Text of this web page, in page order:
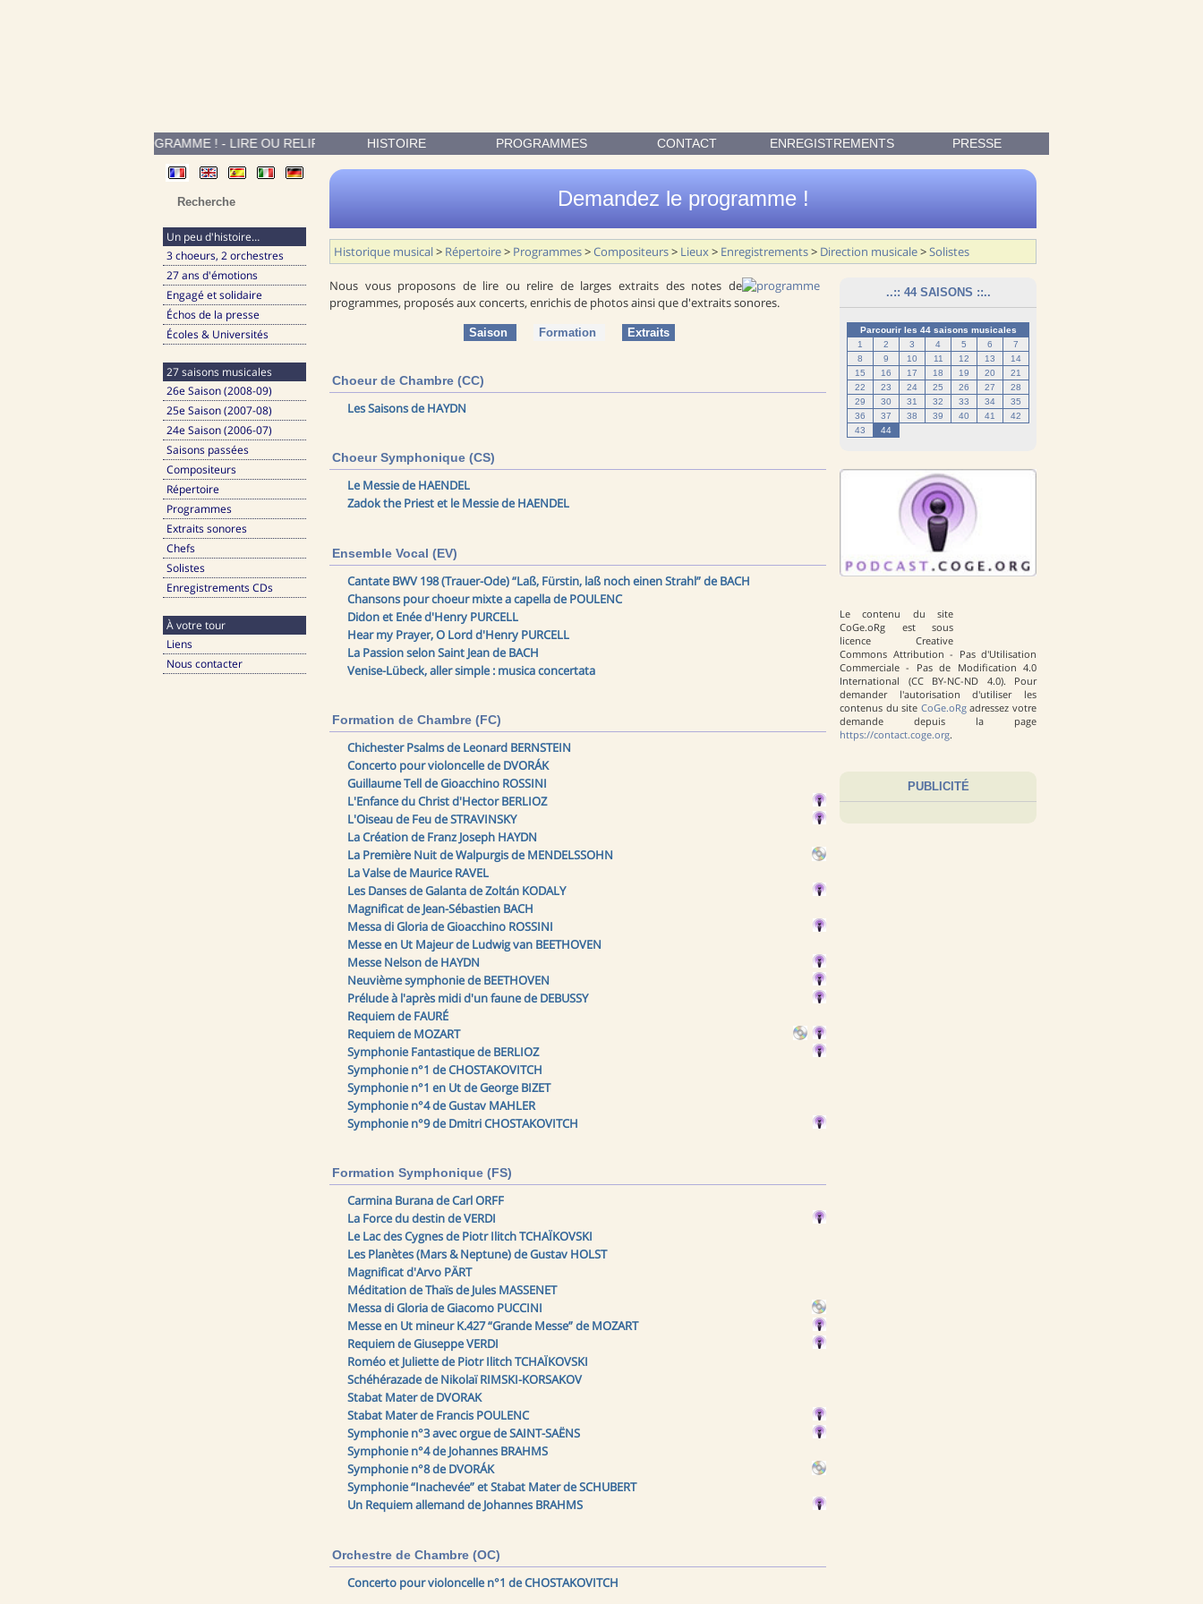
DEMANDEZ LE PROGRAMME ! - LIRE OU RELIRE DE LARGES EXTRAITS DES NOTES DE PROGRAMMES, PROPOSÉS AUX CONCERTS, ENRICHIS DE PHOTOS AINSI QUE D'EXTRAITS SONORES.
HISTOIRE PROGRAMMES CONTACT ENREGISTREMENTS PRESSE
Un peu d'histoire…
3 choeurs, 2 orchestres
27 ans d'émotions
Engagé et solidaire
Échos de la presse
Écoles & Universités
27 saisons musicales
26e Saison (2008-09)
25e Saison (2007-08)
24e Saison (2006-07)
Saisons passées
Compositeurs
Répertoire
Programmes
Extraits sonores
Chefs
Solistes
Enregistrements CDs
À votre tour
Liens
Nous contacter
Demandez le programme !
Historique musical> Répertoire> Programmes>Compositeurs> Lieux > Enregistrements> Direction musicale> Solistes
..:: 44 SAISONS ::..
Parcourir les 44 saisons musicales
1
2 3 4 5 6
7
8
9 10 11 12 13
14
15
16 17 18 19 20
21
22
23 24 25 26 27
28
29
30 31 32 33 34
35
36
37 38 39 40 41
42
43
44
Le contenu du site
CoGe.oRg est sous
licence Creative
Commons Attribution - Pas d'Utilisation
Commerciale - Pas de Modification 4.0
International (CC BY-NC-ND 4.0). Pour
demander l'autorisation d'utiliser les
contenus du site CoGe.oRgadressez votre
demande depuis la page
https://contact.coge.org.
PUBLICITÉ
Nous vous proposons de lire ou relire de larges extraits des notes de
programmes, proposés aux concerts, enrichis de photos ainsi que d'extraits sonores.
Saison Formation Extraits
Choeur de Chambre (CC)
Les Saisons de HAYDN
Choeur Symphonique (CS)
Le Messie de HAENDEL
Zadok the Priest et le Messie de HAENDEL
Ensemble Vocal (EV)
Cantate BWV 198 (Trauer-Ode) “Laß, Fürstin, laß noch einen Strahl” de BACH
Chansons pour choeur mixte a capella de POULENC
Didon et Enée d'Henry PURCELL
Hear my Prayer, O Lord d'Henry PURCELL
La Passion selon Saint Jean de BACH
Venise-Lübeck, aller simple : musica concertata
Formation de Chambre (FC)
Chichester Psalms de Leonard BERNSTEIN
Concerto pour violoncelle de DVORÁK
Guillaume Tell de Gioacchino ROSSINI
L'Enfance du Christ d'Hector BERLIOZ
L'Oiseau de Feu de STRAVINSKY
La Création de Franz Joseph HAYDN
La Première Nuit de Walpurgis de MENDELSSOHN
La Valse de Maurice RAVEL
Les Danses de Galanta de Zoltán KODALY
Magnificat de Jean-Sébastien BACH
Messa di Gloria de Gioacchino ROSSINI
Messe en Ut Majeur de Ludwig van BEETHOVEN
Messe Nelson de HAYDN
Neuvième symphonie de BEETHOVEN
Prélude à l'après midi d'un faune de DEBUSSY
Requiem de FAURÉ
Requiem de MOZART
Symphonie Fantastique de BERLIOZ
Symphonie n°1 de CHOSTAKOVITCH
Symphonie n°1 en Ut de George BIZET
Symphonie n°4 de Gustav MAHLER
Symphonie n°9 de Dmitri CHOSTAKOVITCH
Formation Symphonique (FS)
Carmina Burana de Carl ORFF
La Force du destin de VERDI
Le Lac des Cygnes de Piotr Ilitch TCHAÏKOVSKI
Les Planètes (Mars & Neptune) de Gustav HOLST
Magnificat d'Arvo PÄRT
Méditation de Thaïs de Jules MASSENET
Messa di Gloria de Giacomo PUCCINI
Messe en Ut mineur K.427 “Grande Messe” de MOZART
Requiem de Giuseppe VERDI
Roméo et Juliette de Piotr Ilitch TCHAÏKOVSKI
Schéhérazade de Nikolaï RIMSKI-KORSAKOV
Stabat Mater de DVORAK
Stabat Mater de Francis POULENC
Symphonie n°3 avec orgue de SAINT-SAËNS
Symphonie n°4 de Johannes BRAHMS
Symphonie n°8 de DVORÁK
Symphonie “Inachevée” et Stabat Mater de SCHUBERT
Un Requiem allemand de Johannes BRAHMS
Orchestre de Chambre (OC)
Concerto pour violoncelle n°1 de CHOSTAKOVITCH